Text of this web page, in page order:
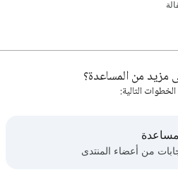
مزيد من المساعدة؟
التالية:
من أعضاء المنتدى